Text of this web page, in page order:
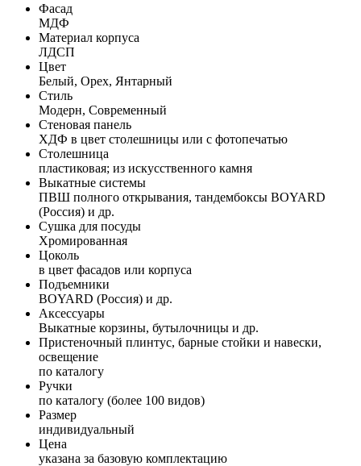
Фасад
МДФ
Материал корпуса
ЛДСП
Цвет
Белый, Орех, Янтарный
Стиль
Модерн, Современный
Стеновая панель
ХДФ в цвет столешницы или с фотопечатью
Столешница
пластиковая; из искусственного камня
Выкатные системы
ПВШ полного открывания, тандембоксы BOYARD
(Россия) и др.
Сушка для посуды
Хромированная
Цоколь
в цвет фасадов или корпуса
Подъемники
BOYARD (Россия) и др.
Аксессуары
Выкатные корзины, бутылочницы и др.
Пристеночный плинтус, барные стойки и навески,
освещение
по каталогу
Ручки
по каталогу (более 100 видов)
Размер
индивидуальный
Цена
указана за базовую комплектацию